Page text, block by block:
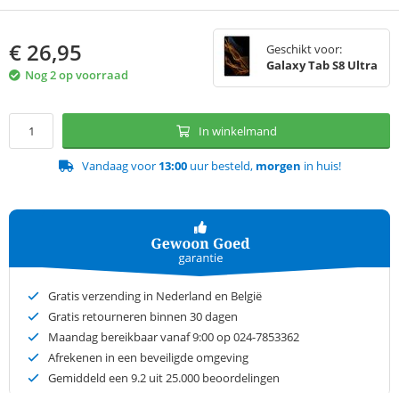
€ 26,95
Nog 2 op voorraad
Geschikt voor:
Galaxy Tab S8 Ultra
In winkelmand
Vandaag voor 13:00uur besteld, morgen in huis!
Gratis verzending in Nederland en België
Gratis retourneren binnen 30 dagen
Maandag bereikbaar vanaf 9:00 op 024-7853362
Afrekenen in een beveiligde omgeving
Gemiddeld een 9.2 uit 25.000 beoordelingen